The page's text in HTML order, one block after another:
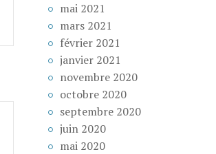
mai 2021
mars 2021
février 2021
janvier 2021
novembre 2020
octobre 2020
septembre 2020
juin 2020
mai 2020